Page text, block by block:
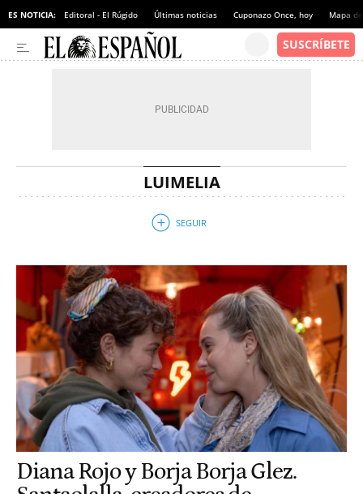
ES NOTICIA: Editoral - El Rúgido Últimas noticias Cuponazo Once, hoy Mapa
LUIMELIA
Diana Rojo y Borja Borja Glez.